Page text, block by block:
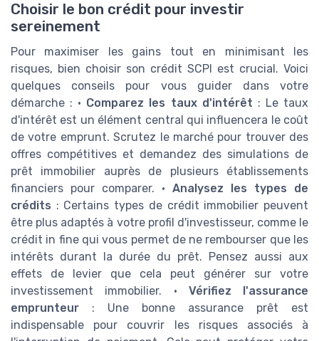
Choisir le bon crédit pour investir
sereinement
Pour maximiser les gains tout en minimisant les
risques, bien choisir son crédit SCPI est crucial. Voici
quelques conseils pour vous guider dans votre
démarche : • Comparez les taux d'intérêt : Le taux
d'intérêt est un élément central qui influencera le coût
de votre emprunt. Scrutez le marché pour trouver des
offres compétitives et demandez des simulations de
prêt immobilier auprès de plusieurs établissements
financiers pour comparer. • Analysez les types de
crédits : Certains types de crédit immobilier peuvent
être plus adaptés à votre profil d'investisseur, comme le
crédit in fine qui vous permet de ne rembourser que les
intérêts durant la durée du prêt. Pensez aussi aux
effets de levier que cela peut générer sur votre
investissement immobilier. • Vérifiez l'assurance
emprunteur : Une bonne assurance prêt est
indispensable pour couvrir les risques associés à